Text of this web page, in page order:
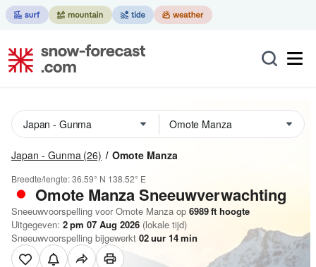
Japan - Gunma (26) Omote Manza
Breedte/lengte:36.59° N 138.52° E
Omote ManzaSneeuwverwachting
Sneeuwvoorspelling voor Omote Manza op 6989ft hoogte
Uitgegeven: 2 pm 07 Aug 2026 (lokale tijd)
Sneeuwvoorspelling bijgewerkt 02uur 14min